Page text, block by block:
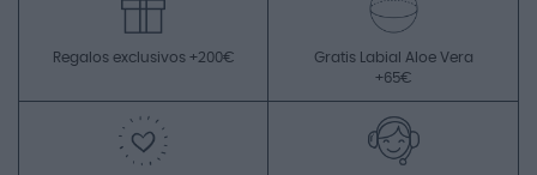
Regalos exclusivos +200€
Gratis Labial Aloe Vera
+65€